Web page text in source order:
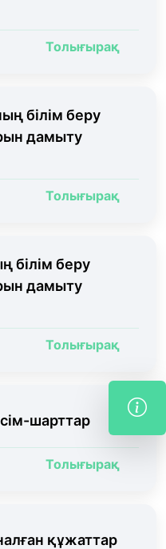
Толығырақ
білім беру
дамыту
Толығырақ
білім беру
дамыту
Толығырақ
шарттар
Толығырақ
құжаттар